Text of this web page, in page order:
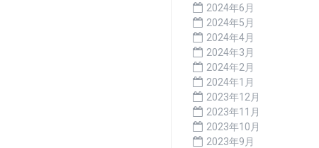
2024年6月
2024年5月
2024年4月
2024年3月
2024年2月
2024年1月
2023年12月
2023年11月
2023年10月
2023年9月